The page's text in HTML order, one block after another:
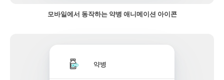
모바일에서 동작하는 약병 애니메이션 아이콘
약병